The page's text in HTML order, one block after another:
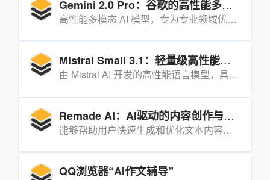
Gemini 2.0 Pro：谷歌的高性能多模态 AI 模型
高性能多模态 AI 模型，专为专业领域优化，具备强大的代码生成、多模态交互和深度推理能力。
Mistral Small 3.1：轻量级高性能的多模态语言模型
由 Mistral AI 开发的高性能语言模型，具备卓越的文本处理能力、多模态理解能力以及扩展至 128k tokens 的上下文窗口，适用于多种生成式 AI 任务，广泛应用于企业级和消费级场景。
Remade AI：AI驱动的内容创作与优化工具
能够帮助用户快速生成和优化文本内容，广泛应用于文案创作、内容编辑、营销文案生成等场景。
QQ浏览器“AI作文辅导”